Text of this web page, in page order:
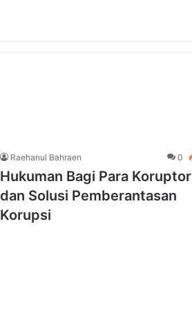
Raehanul Bahraen 0
Hukuman Bagi Para Koruptor
dan Solusi Pemberantasan
Korupsi